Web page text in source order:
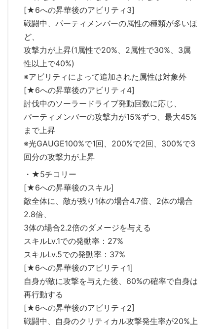
[★6への昇華後のアビリティ3]
戦闘中、パーティメンバーの属性の種類が多いほ
ど、
攻撃力が上昇(1属性で20%、2属性で30%、3属
性以上で40%)
※アビリティによって追加された属性は対象外
[★6への昇華後のアビリティ4]
討伐中のソーラードライブ発動回数に応じ、
パーティメンバーの攻撃力が15%ずつ、最大45%
まで上昇
※光GAUGE100%で1回、200%で2回、300%で3
回分の攻撃力が上昇
・★5チコリー
[★6への昇華後のスキル]
敵全体に、敵が残り1体の場合4.7倍、2体の場合
2.8倍、
3体の場合2.2倍のダメージを与える
スキルLv.1での発動率：27%
スキルLv.5での発動率：37%
[★6への昇華後のアビリティ1]
自身が敵に攻撃を与えた後、60%の確率で自身は
再行動する
[★6への昇華後のアビリティ2]
戦闘中、自身のクリティカル攻撃発生率が20%上